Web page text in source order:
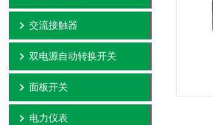
交流接触器
双电源自动转换开关
面板开关
电力仪表